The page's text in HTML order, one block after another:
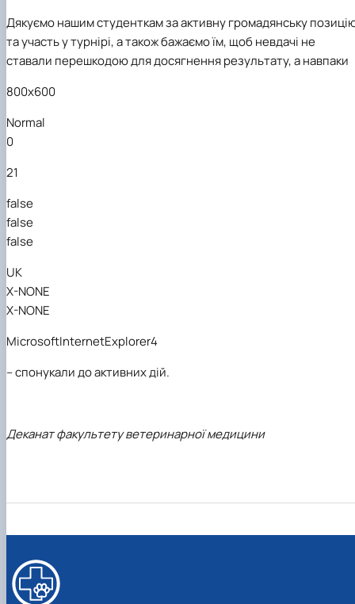
Дякуємо нашим студенткам за активну громадянську
та участь у турнірі, а також бажаємо їм, щоб невдачі не
ставали перешкодою для досягнення результату, а навпаки
800x600
Normal
0
21
false
false
false
UK
X-NONE
X-NONE
MicrosoftInternetExplorer4
–спонукали до активних дій.
Деканат факультету ветеринарної медицини